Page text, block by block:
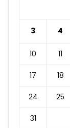
3 4
10 11
17 18
24 25
31